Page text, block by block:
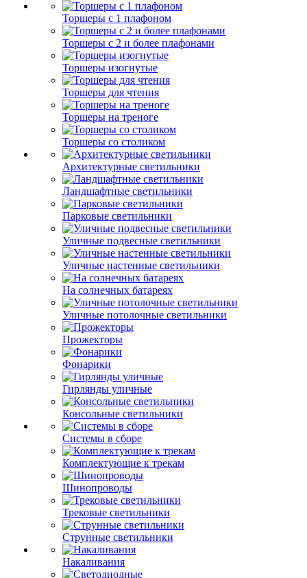
Торшеры с 1 плафоном
Торшеры с 2 и более плафонами
Торшеры изогнутые
Торшеры для чтения
Торшеры на треноге
Торшеры со столиком
Архитектурные светильники
Ландшафтные светильники
Парковые светильники
Уличные подвесные светильники
Уличные настенные светильники
На солнечных батареях
Уличные потолочные светильники
Прожекторы
Фонарики
Гирлянды уличные
Консольные светильники
Системы в сборе
Комплектующие к трекам
Шинопроводы
Трековые светильники
Струнные светильники
Накаливания